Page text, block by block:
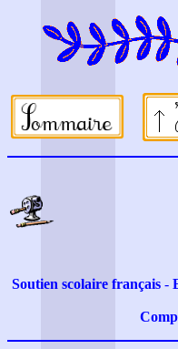
Soutien scolaire français -